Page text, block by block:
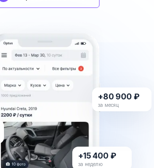
+15 400 ₽
за неделю
+80 900 ₽
за месяц